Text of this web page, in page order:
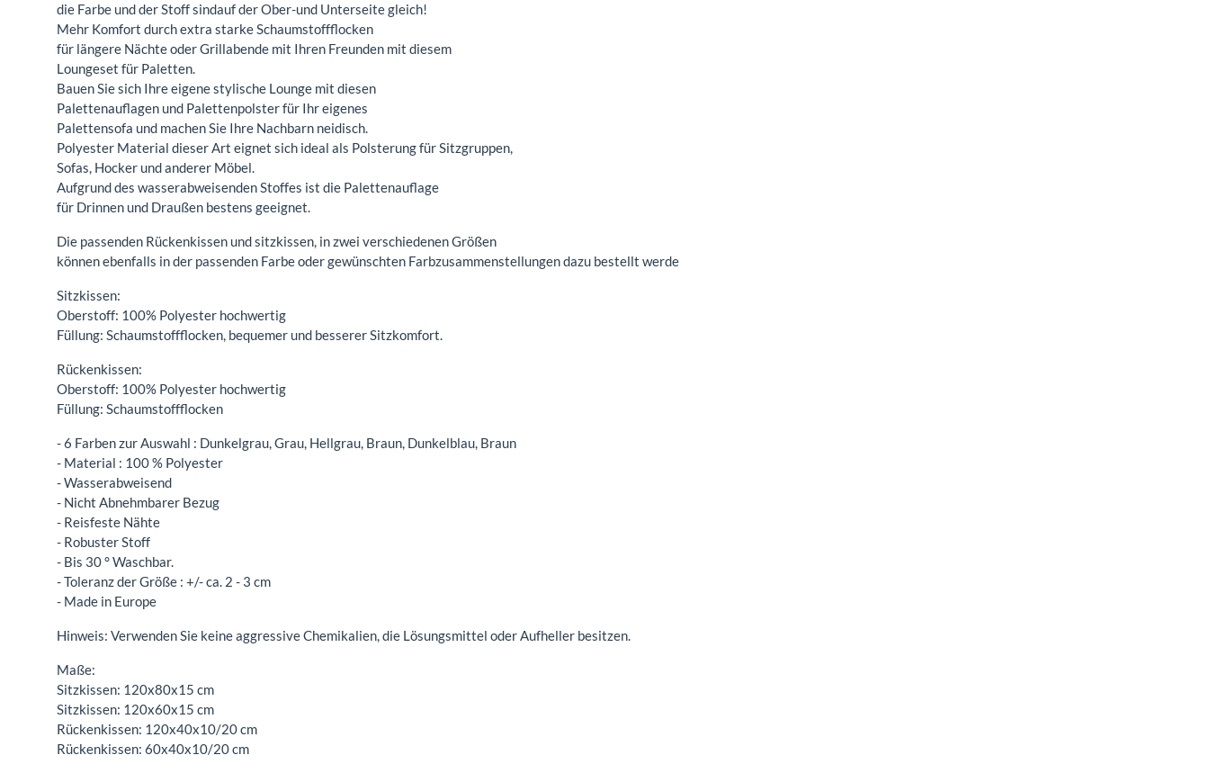
die Farbe und der Stoff sindauf der Ober-und Unterseite gleich!
Mehr Komfort durch extra starke Schaumstoffflocken
für längere Nächte oder Grillabende mit Ihren Freunden mit diesem
Loungeset für Paletten.
Bauen Sie sich Ihre eigene stylische Lounge mit diesen
Palettenauflagen und Palettenpolster für Ihr eigenes
Palettensofa und machen Sie Ihre Nachbarn neidisch.
Polyester Material dieser Art eignet sich ideal als Polsterung für Sitzgruppen,
Sofas, Hocker und anderer Möbel.
Aufgrund des wasserabweisenden Stoffes ist die Palettenauflage
für Drinnen und Draußen bestens geeignet.
Die passenden Rückenkissen und sitzkissen, in zwei verschiedenen Größen
können ebenfalls in der passenden Farbe oder gewünschten Farbzusammenstellungen dazu bestellt werde
Sitzkissen:
Oberstoff: 100% Polyester hochwertig
Füllung: Schaumstoffflocken, bequemer und besserer Sitzkomfort.
Rückenkissen:
Oberstoff: 100% Polyester hochwertig
Füllung: Schaumstoffflocken
- 6 Farben zur Auswahl : Dunkelgrau, Grau, Hellgrau, Braun, Dunkelblau, Braun
- Material : 100 % Polyester
- Wasserabweisend
- Nicht Abnehmbarer Bezug
- Reisfeste Nähte
- Robuster Stoff
- Bis 30 ° Waschbar.
- Toleranz der Größe : +/- ca. 2 - 3 cm
- Made in Europe
Hinweis: Verwenden Sie keine aggressive Chemikalien, die Lösungsmittel oder Aufheller besitzen.
Maße:
Sitzkissen: 120x80x15 cm
Sitzkissen: 120x60x15 cm
Rückenkissen: 120x40x10/20 cm
Rückenkissen: 60x40x10/20 cm